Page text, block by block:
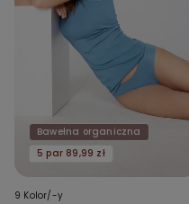
Bawełna organiczna
5 par 89,99 zł
9 Kolor/-y